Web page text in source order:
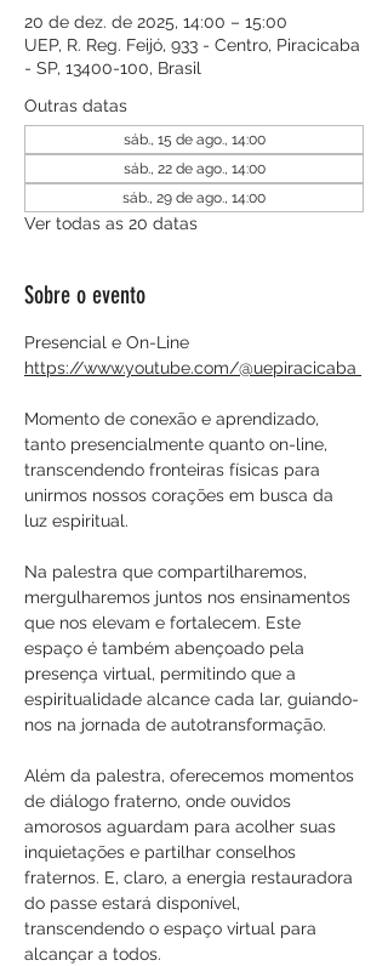
20 de dez. de 2025, 14:00 – 15:00
UEP, R. Reg. Feijó, 933 - Centro, Piracicaba
- SP, 13400-100, Brasil
Outras datas
sáb., 15 de ago., 14:00
sáb., 22 de ago., 14:00
sáb., 29 de ago., 14:00
Ver todas as 20 datas
Sobre o evento
Presencial e On-Line
https://www.youtube.com/@uepiracicaba
Momento de conexão e aprendizado,
tanto presencialmente quanto on-line,
transcendendo fronteiras físicas para
unirmos nossos corações em busca da
luz espiritual.
Na palestra que compartilharemos,
mergulharemos juntos nos ensinamentos
que nos elevam e fortalecem. Este
espaço é também abençoado pela
presença virtual, permitindo que a
espiritualidade alcance cada lar, guiando-
nos na jornada de autotransformação.
Além da palestra, oferecemos momentos
de diálogo fraterno, onde ouvidos
amorosos aguardam para acolher suas
inquietações e partilhar conselhos
fraternos. E, claro, a energia restauradora
do passe estará disponível,
transcendendo o espaço virtual para
alcançar a todos.